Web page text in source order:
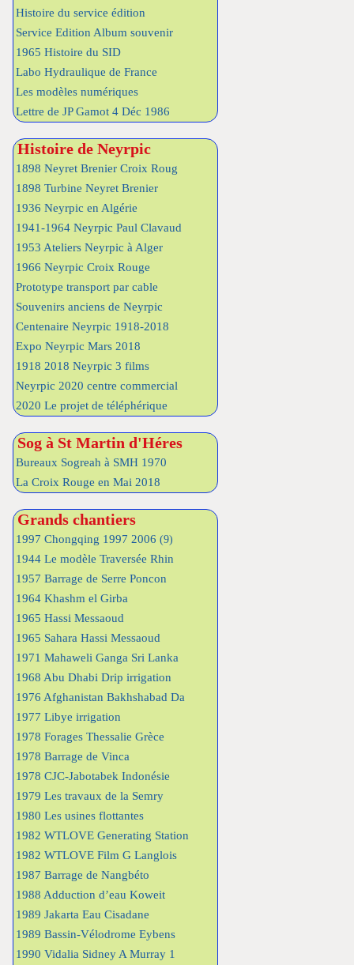
Histoire du service édition
Service Edition Album souvenir
1965 Histoire du SID
Labo Hydraulique de France
Les modèles numériques
Lettre de JP Gamot 4 Déc 1986
Histoire de Neyrpic
1898 Neyret Brenier Croix Roug
1898 Turbine Neyret Brenier
1936 Neyrpic en Algérie
1941-1964 Neyrpic Paul Clavaud
1953 Ateliers Neyrpic à Alger
1966 Neyrpic Croix Rouge
Prototype transport par cable
Souvenirs anciens de Neyrpic
Centenaire Neyrpic 1918-2018
Expo Neyrpic Mars 2018
1918 2018 Neyrpic 3 films
Neyrpic 2020 centre commercial
2020 Le projet de téléphérique
Sog à St Martin d'Héres
Bureaux Sogreah à SMH 1970
La Croix Rouge en Mai 2018
Grands chantiers
1997 Chongqing 1997 2006 (9)
1944 Le modèle Traversée Rhin
1957 Barrage de Serre Poncon
1964 Khashm el Girba
1965 Hassi Messaoud
1965 Sahara Hassi Messaoud
1971 Mahaweli Ganga Sri Lanka
1968 Abu Dhabi Drip irrigation
1976 Afghanistan Bakhshabad Da
1977 Libye irrigation
1978 Forages Thessalie Grèce
1978 Barrage de Vinca
1978 CJC-Jabotabek Indonésie
1979 Les travaux de la Semry
1980 Les usines flottantes
1982 WTLOVE Generating Station
1982 WTLOVE Film G Langlois
1987 Barrage de Nangbéto
1988 Adduction d’eau Koweit
1989 Jakarta Eau Cisadane
1989 Bassin-Vélodrome Eybens
1990 Vidalia Sidney A Murray 1